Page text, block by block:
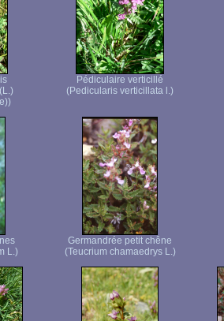
Pédiculaire verticillé
(Pedicularis verticillata l.)
L.)
Germandrée petit chêne
(Teucrium chamaedrys L.)